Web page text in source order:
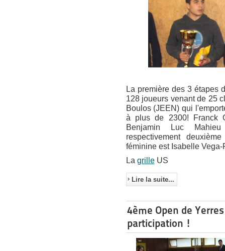
La première des 3 étapes
128 joueurs venant de 25
Boulos (JEEN) qui
à plus de 2300! Franck
Benjamin Luc
respectivement
féminine est Isabelle Vega-
La grilleUS
Lire la suite...
4ème Open de
participation !